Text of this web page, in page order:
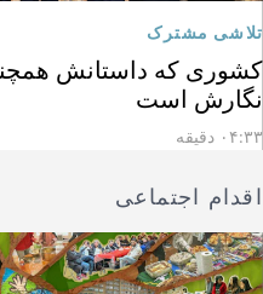
تلاشی مشترک
کشوری که داستانش
نگارش است
۰۴:۳۳ دقیقه
اقدام اجتماعی